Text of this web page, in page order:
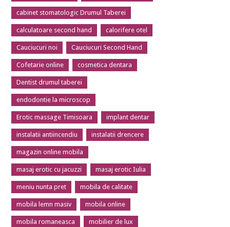
cabinet stomatologic Drumul Taberei
calculatoare second hand calorifere otel
Cauciucuri noi Cauciucuri Second Hand
Cofetarie online cosmetica dentara
Dentist drumul taberei
endodontie la microscop
Erotic massage Timisoara implant dentar
instalatii antiincendiu instalatii drencere
magazin online mobila
masaj erotic cu jacuzzi masaj erotic Iulia
meniu nunta pret mobila de calitate
mobila lemn masiv mobila online
mobila romaneasca mobilier de lux